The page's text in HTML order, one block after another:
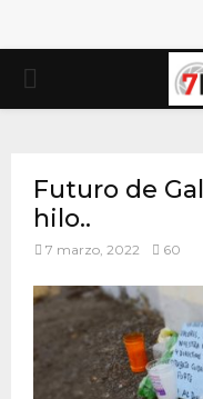
PRIMARY
Futuro de
hilo..
7 marzo, 2022 60